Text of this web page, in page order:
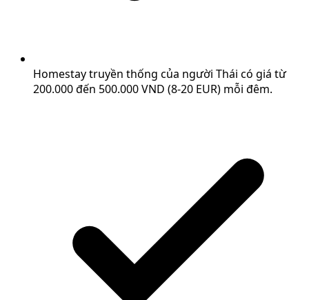
Homestay truyền thống của người Thái có giá từ
200.000 đến 500.000 VND (8-20 EUR) mỗi đêm.